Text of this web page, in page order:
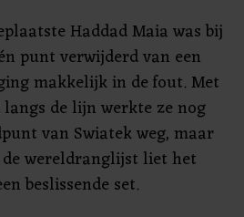
Haddad Maia was bij
punt verwijderd van een
makkelijk in de fout. Met
de lijn werkte ze nog
van Swiatek weg, maar
wereldranglijst liet het
beslissende set.